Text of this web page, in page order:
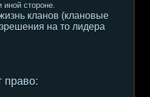
иной стороне.
кланов (клановые
на то лидера
право: